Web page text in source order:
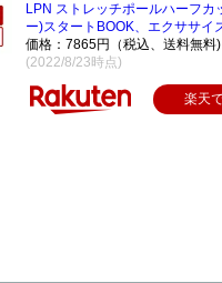
LPN ストレッチポールハーフカ
ー)スタートBOOK、エクササイ
価格：7865円（税込、送料無料)
(2022/8/23時点)
楽天